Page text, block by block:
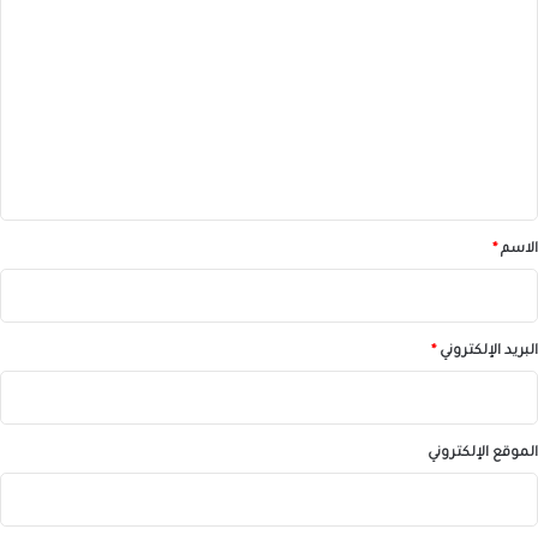
*الاسم *
البريد الإلكتروني *
الموقع الإلكتروني